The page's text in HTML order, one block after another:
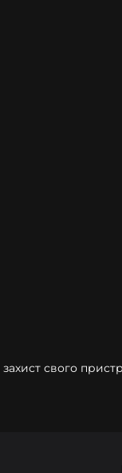
свого